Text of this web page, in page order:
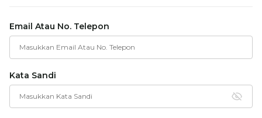
Email Atau No. Telepon
Kata Sandi